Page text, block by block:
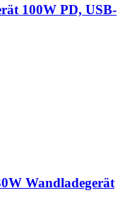
100W PD, USB-
Wandladegerät